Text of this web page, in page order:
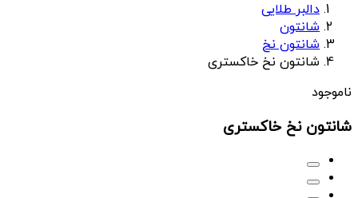
دالبر طلایی
شانتون
شانتون نخ
شانتون نخ خاکستری
ناموجود
شانتون نخ خاکستری